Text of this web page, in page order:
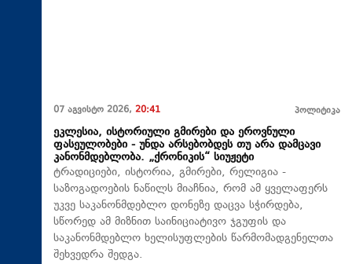
07 აგვისტო 2026, 20:41 პოლიტიკა
ეკლესია, ისტორიული გმირები და ეროვნული
ფასეულობები - უნდა არსებობდეს თუ არა დამცავი
კანონმდებლობა. „ქრონიკის“ სიუჟეტი
ტრადიციები, ისტორია, გმირები, რელიგია -
საზოგადოების ნაწილს მიაჩნია, რომ ამ ყველაფერს
უკვე საკანონმდებლო დონეზე დაცვა სჭირდება,
სწორედ ამ მიზნით საინიციატივო ჯგუფის და
საკანონმდებლო ხელისუფლების წარმომადგენელთა
შეხვედრა შედგა.